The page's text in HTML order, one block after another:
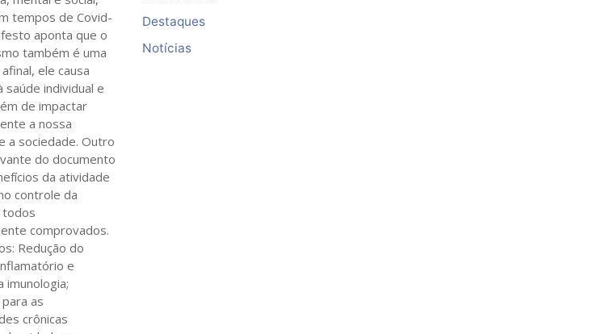
tempos de Covid-
aponta que o
também é uma
ele causa
saúde individual e
de impactar
a nossa
a sociedade. Outro
do documento
da atividade
controle da
todos
comprovados.
Redução do
e
imunologia;
as
crônicas
Destaques
Notícias